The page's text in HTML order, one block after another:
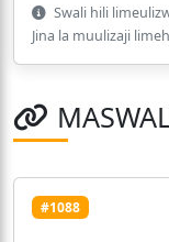
Swali hili
Jina la muulizaji
#1088